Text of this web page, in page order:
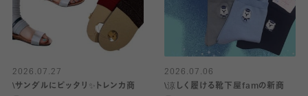
2026.07.27
\サンダルにピッタリ✨️トレンカ商
2026.07.06
\涼しく履ける靴下屋famの新商